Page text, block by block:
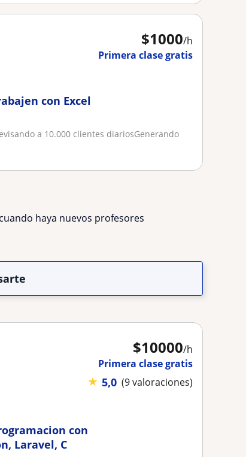
$1000/h
Primera clase gratis
con Excel
a 10.000 clientes diariosGenerando
haya nuevos profesores
$10000/h
Primera clase gratis
★ 5,0 (9 valoraciones)
con
Laravel, C